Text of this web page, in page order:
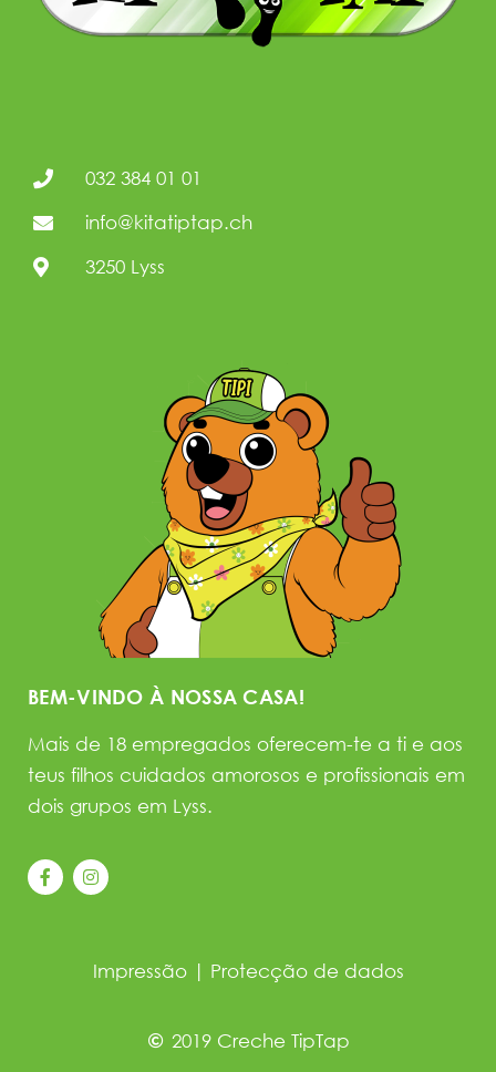
032 384 01 01
info@kitatiptap.ch
3250 Lyss
BEM-VINDO À NOSSA CASA!
Mais de 18 empregados oferecem-te a ti e aos
teus filhos cuidados amorosos e profissionais em
dois grupos em Lyss.
Impressão| Protecção de dados
2019 Creche TipTap